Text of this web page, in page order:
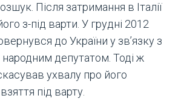
Після затримання в Італії
з-під варти. У грудні 2012
до України у зв’язку з
депутатом. Тоді ж
ухвалу про його
під варту.